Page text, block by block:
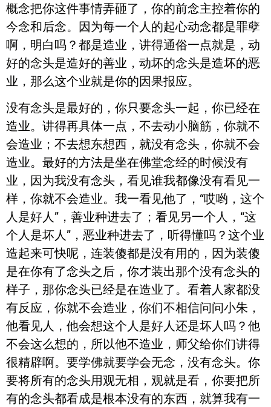
概念把你这件事情弄砸了，你的前念主控着你的
今念和后念。因为每一个人的起心动念都是罪孽
啊，明白吗？都是造业，讲得通俗一点就是，动
好的念头是造好的善业，动坏的念头是造坏的恶
业，那么这个业就是你的因果报应。
没有念头是最好的，你只要念头一起，你已经在
造业。讲得再具体一点，不去动小脑筋，你就不
会造业；不去想东想西，就没有念头，你就不会
造业。最好的方法是坐在佛堂念经的时候没有
业，因为我没有念头，看见谁我都像没有看见一
样，你就不会造业。我一看见他了，“哎哟，这个
人是好人”，善业种进去了；看见另一个人，“这
个人是坏人”，恶业种进去了，听得懂吗？这个业
造起来可快呢，连装傻都是没有用的，因为装傻
是在你有了念头之后，你才装出那个没有念头的
样子，那你念头已经是在造业了。看着人家都没
有反应，你就不会造业，你们不相信问问小朱，
他看见人，他会想这个人是好人还是坏人吗？他
不会这么想的，所以他不造业，师父给你们讲得
很精辟啊。要学佛就要学会无念，没有念头。你
要将所有的念头用观无相，观就是看，你要把所
有的念头都看成是根本没有的东西，就算我有一